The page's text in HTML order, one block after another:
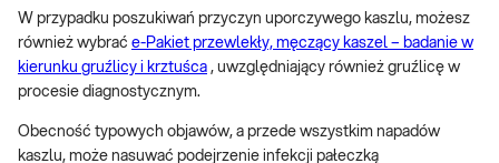
W przypadku poszukiwań przyczyn uporczywego kaszlu, możesz
również wybrać e-Pakiet przewlekły, męczący kaszel – badanie w
kierunku gruźlicy i krztuśca , uwzględniający również gruźlicę w
procesie diagnostycznym.
Obecność typowych objawów, a przede wszystkim napadów
kaszlu, może nasuwać podejrzenie infekcji pałeczką